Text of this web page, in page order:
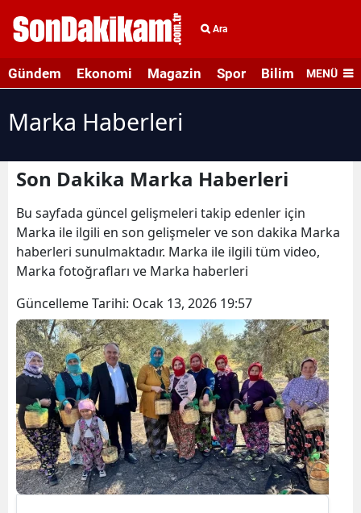
Ara
Gündem Ekonomi Magazin Spor Bilim veMENÜ
Marka Haberleri
Son Dakika Marka Haberleri
Bu sayfada güncel gelişmeleri takip edenler için
Marka ile ilgili en son gelişmeler ve son dakika Marka
haberleri sunulmaktadır. Marka ile ilgili tüm video,
Marka fotoğrafları ve Marka haberleri
Güncelleme Tarihi: Ocak 13, 2026 19:57